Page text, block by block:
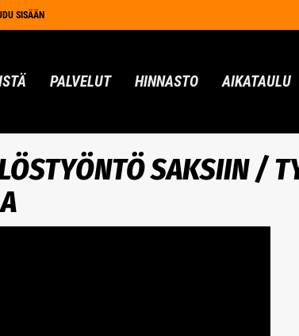
SISÄÄN
PALVELUT HINNASTO AIKATAULU
SAKSIIN /